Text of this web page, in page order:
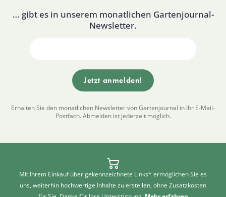
… gibt es in unserem monatlichen Gartenjournal-
Newsletter.
Erhalten Sie den monatlichen Newsletter von Gartenjournal in Ihr E-Mail-
Postfach. Abmelden ist jederzeit möglich.
Mit Ihrem Einkauf über gekennzeichnete Links* ermöglichen Sie es
uns, weiterhin hochwertige Inhalte zu erstellen, ohne Zusatzkosten